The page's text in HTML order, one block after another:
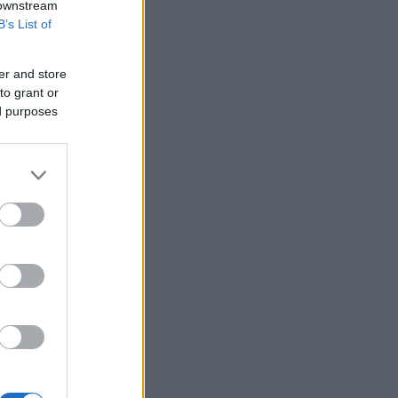
List of
and store
grant or
purposes